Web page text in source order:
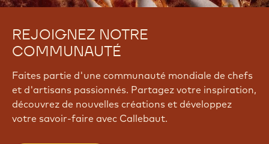
REJOIGNEZ NOTRE
COMMUNAUTÉ
Faites partie d'une communauté mondiale de chefs
et d'artisans passionnés. Partagez votre inspiration,
découvrez de nouvelles créations et développez
votre savoir-faire avec Callebaut.